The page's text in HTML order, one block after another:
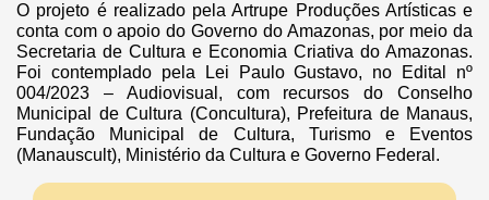
O projeto é realizado pela Artrupe Produções Artísticas e
conta com o apoio do Governo do Amazonas, por meio da
Secretaria de Cultura e Economia Criativa do Amazonas.
Foi contemplado pela Lei Paulo Gustavo, no Edital nº
004/2023 – Audiovisual, com recursos do Conselho
Municipal de Cultura (Concultura), Prefeitura de Manaus,
Fundação Municipal de Cultura, Turismo e Eventos
(Manauscult), Ministério da Cultura e Governo Federal.